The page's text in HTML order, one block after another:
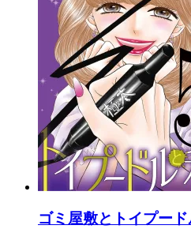
ゴミ屋敷とトイプー